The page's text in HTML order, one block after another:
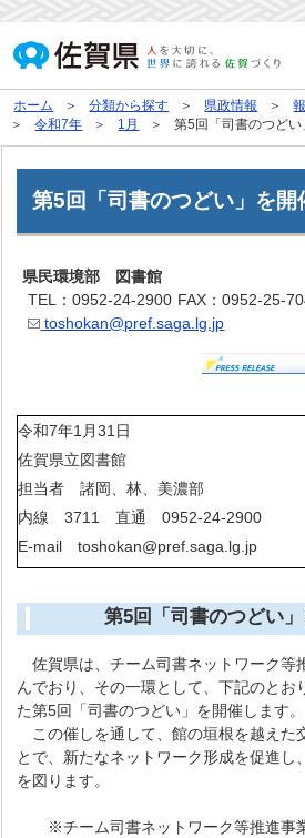
ホーム 分類から探す 県政情報
令和7年
1月 第5回「司書のつど
第5回「司書のつどい」を開
県民環境部 図書館
TEL：0952-24-2900 FAX：0952-25-
toshokan@pref.saga.lg.jp
令和7年1月31日
佐賀県立図書館
担当者 諸岡、林、美濃部
内線 3711 直通 0952-24-2900
E-mail toshokan@pref.saga.lg.jp
第5回「司書のつどい
佐賀県は、チーム司書ネットワーク等
んでおり、その一環として、下記のとお
た第5回「司書のつどい」を開催します
この催しを通して、館の垣根を越えた
とで、新たなネットワーク形成を促進し
を図ります。
※チーム司書ネットワーク等推進事